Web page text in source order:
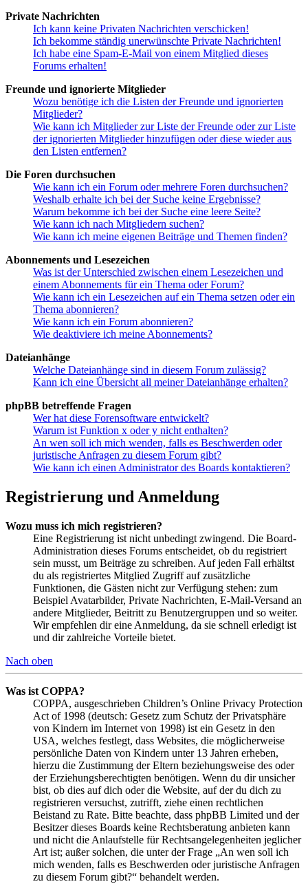
Private Nachrichten
Ich kann keine Privaten Nachrichten verschicken!
Ich bekomme ständig unerwünschte Private Nachrichten!
Ich habe eine Spam-E-Mail von einem Mitglied dieses
Forums erhalten!
Freunde und ignorierte Mitglieder
Wozu benötige ich die Listen der Freunde und ignorierten
Mitglieder?
Wie kann ich Mitglieder zur Liste der Freunde oder zur Liste
der ignorierten Mitglieder hinzufügen oder diese wieder aus
den Listen entfernen?
Die Foren durchsuchen
Wie kann ich ein Forum oder mehrere Foren durchsuchen?
Weshalb erhalte ich bei der Suche keine Ergebnisse?
Warum bekomme ich bei der Suche eine leere Seite?
Wie kann ich nach Mitgliedern suchen?
Wie kann ich meine eigenen Beiträge und Themen finden?
Abonnements und Lesezeichen
Was ist der Unterschied zwischen einem Lesezeichen und
einem Abonnements für ein Thema oder Forum?
Wie kann ich ein Lesezeichen auf ein Thema setzen oder ein
Thema abonnieren?
Wie kann ich ein Forum abonnieren?
Wie deaktiviere ich meine Abonnements?
Dateianhänge
Welche Dateianhänge sind in diesem Forum zulässig?
Kann ich eine Übersicht all meiner Dateianhänge erhalten?
phpBB betreffende Fragen
Wer hat diese Forensoftware entwickelt?
Warum ist Funktion x oder y nicht enthalten?
An wen soll ich mich wenden, falls es Beschwerden oder
juristische Anfragen zu diesem Forum gibt?
Wie kann ich einen Administrator des Boards kontaktieren?
Registrierung und Anmeldung
Wozu muss ich mich registrieren?
Eine Registrierung ist nicht unbedingt zwingend. Die Board-
Administration dieses Forums entscheidet, ob du registriert
sein musst, um Beiträge zu schreiben. Auf jeden Fall erhältst
du als registriertes Mitglied Zugriff auf zusätzliche
Funktionen, die Gästen nicht zur Verfügung stehen: zum
Beispiel Avatarbilder, Private Nachrichten, E-Mail-Versand an
andere Mitglieder, Beitritt zu Benutzergruppen und so weiter.
Wir empfehlen dir eine Anmeldung, da sie schnell erledigt ist
und dir zahlreiche Vorteile bietet.
Nach oben
Was ist COPPA?
COPPA, ausgeschrieben Children’s Online Privacy Protection
Act of 1998 (deutsch: Gesetz zum Schutz der Privatsphäre
von Kindern im Internet von 1998) ist ein Gesetz in den
USA, welches festlegt, dass Websites, die möglicherweise
persönliche Daten von Kindern unter 13 Jahren erheben,
hierzu die Zustimmung der Eltern beziehungsweise des oder
der Erziehungsberechtigten benötigen. Wenn du dir unsicher
bist, ob dies auf dich oder die Website, auf der du dich zu
registrieren versuchst, zutrifft, ziehe einen rechtlichen
Beistand zu Rate. Bitte beachte, dass phpBB Limited und der
Besitzer dieses Boards keine Rechtsberatung anbieten kann
und nicht die Anlaufstelle für Rechtsangelegenheiten jeglicher
Art ist; außer solchen, die unter der Frage „An wen soll ich
mich wenden, falls es Beschwerden oder juristische Anfragen
zu diesem Forum gibt?“ behandelt werden.